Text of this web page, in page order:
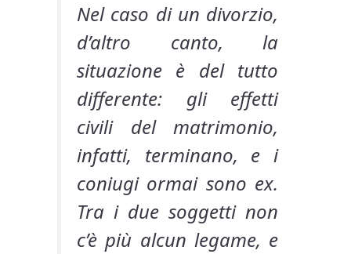
Nel caso di un divorzio,
d’altro canto, la
situazione è del tutto
differente: gli effetti
civili del matrimonio,
infatti, terminano, e i
coniugi ormai sono ex.
Tra i due soggetti non
c’è più alcun legame, e